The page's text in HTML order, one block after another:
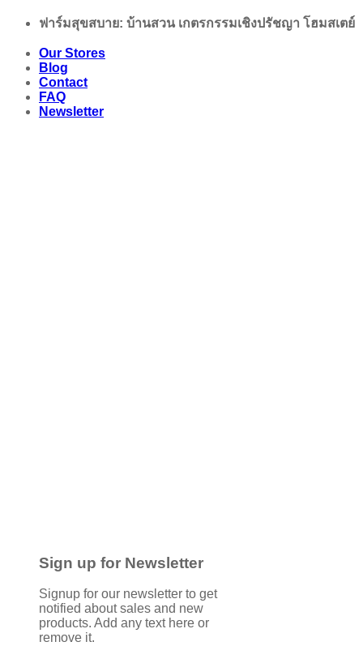
Skip
content
ฟาร์มสุขสบาย: บ้านสวน เกตรกรรมเชิงปรัชญา โฮมสเตย์
Our Stores
Blog
Contact
FAQ
Newsletter
Sign up for Newsletter
Signup for our newsletter to get
notified about sales and new
products. Add any text here or
remove it.